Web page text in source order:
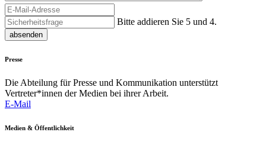
Bitte addieren Sie 5 und 4.
absenden
Presse
Die Abteilung für Presse und Kommunikation unterstützt
Vertreter*innen der Medien bei ihrer Arbeit.
E-Mail
Medien & Öffentlichkeit